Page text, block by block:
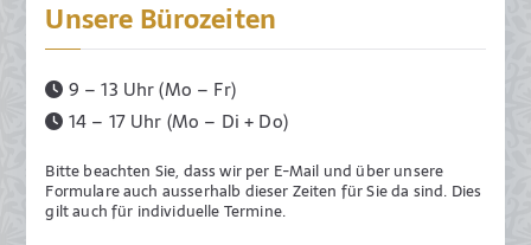
Unsere Bürozeiten
9 – 13 Uhr (Mo – Fr)
14 – 17 Uhr (Mo – Di + Do)
Bitte beachten Sie, dass wir per E-Mail und über unsere
Formulare auch ausserhalb dieser Zeiten für Sie da sind. Dies
gilt auch für individuelle Termine.